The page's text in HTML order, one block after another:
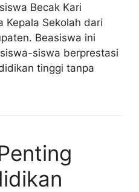
Becak Kari
Kepala Sekolah dari
Beasiswa ini
siswa berprestasi
tinggi tanpa